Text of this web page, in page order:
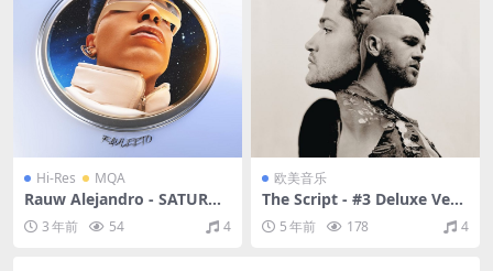
Hi-Res MQA
Rauw Alejandro - SATURN
O（2023/FLAC/分轨/665
M）(MQA/24bit/48kHz)
3 年前 54 4
欧美音乐
The Script - #3 Deluxe Versi
on（2012/FLAC/分轨/527
M）5 年前 178 4